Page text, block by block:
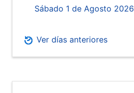
Sábado 1 de Agosto 2026
Ver días anteriores